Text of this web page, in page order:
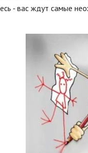
- вас ждут самые